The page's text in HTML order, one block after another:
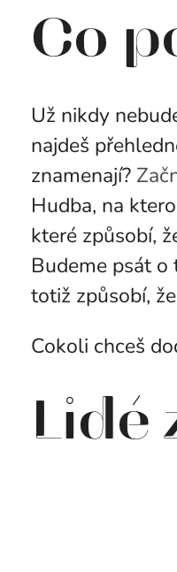
Co
Už nikdy
najdeš
znamenají?
Hudba, na
které způsobí,
Budeme psát o
totiž způsobí,
Cokoli chceš
Lidé